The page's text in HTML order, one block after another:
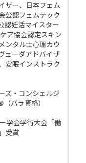
ザー、日本フェム
公認フェムテック
認妊活マイスター
ア協会認定スキン
ンタル士心理カウ
ェーダアドバイザ
安眠インストラク
ズ・コンシェルジ
バラ資格）
学会学術大会「働
受賞